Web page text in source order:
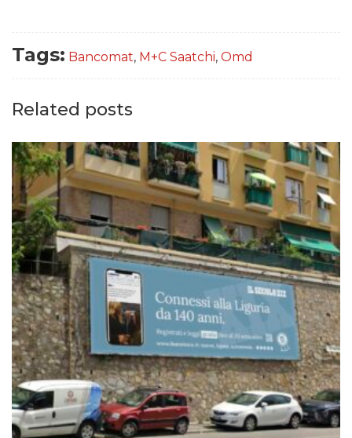
Tags: Bancomat, M+C Saatchi, Omd
Related posts